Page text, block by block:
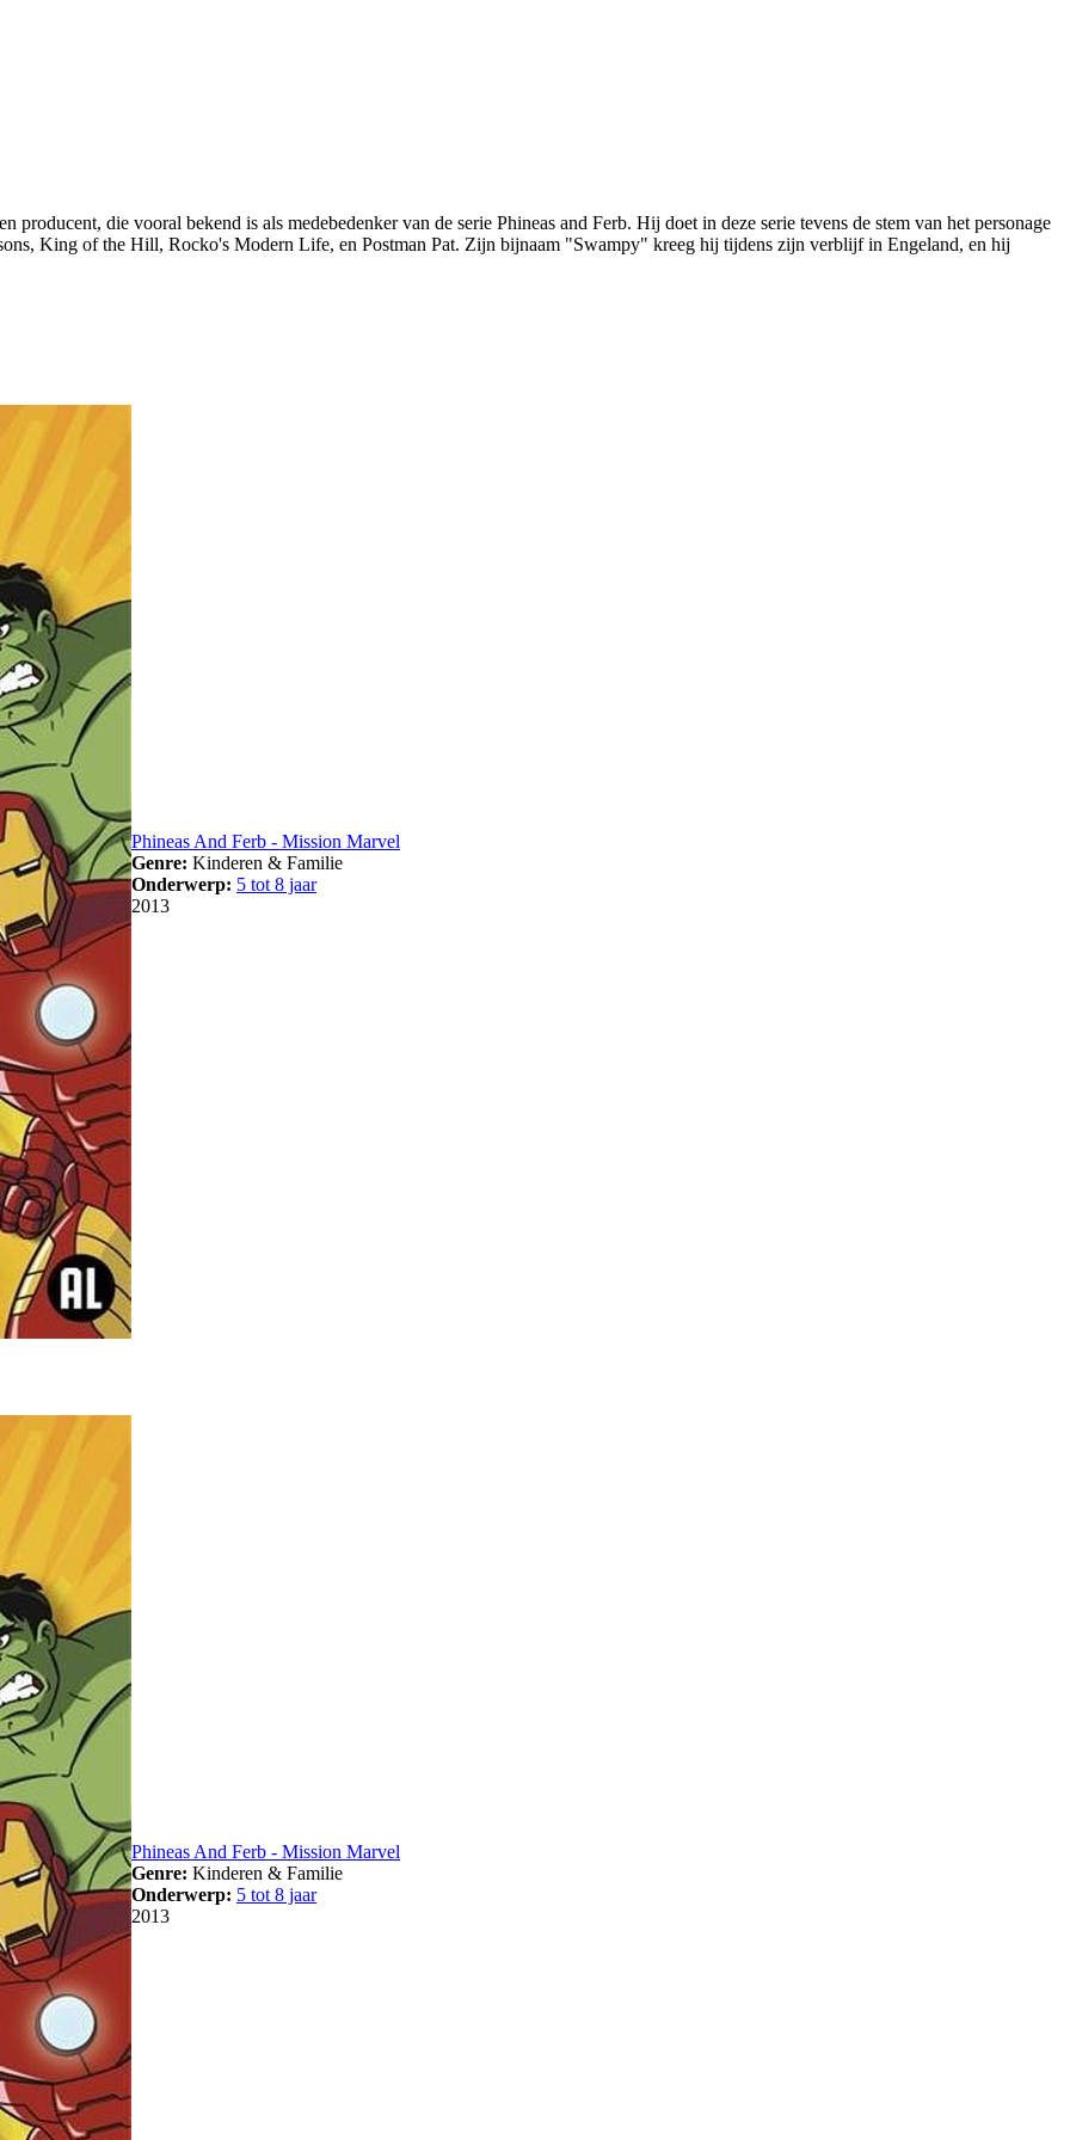
die vooral bekend is als medebedenker van de serie Phineas and Ferb. Hij doet in deze serie tevens de stem van het personage
King of the Hill, Rocko's Modern Life, en Postman Pat. Zijn bijnaam "Swampy" kreeg hij tijdens zijn verblijf in Engeland, en hij
Phineas And Ferb - Mission Marvel
Genre: Kinderen & Familie
Onderwerp: 5 tot 8 jaar
2013
Phineas And Ferb - Mission Marvel
Genre: Kinderen & Familie
Onderwerp: 5 tot 8 jaar
2013